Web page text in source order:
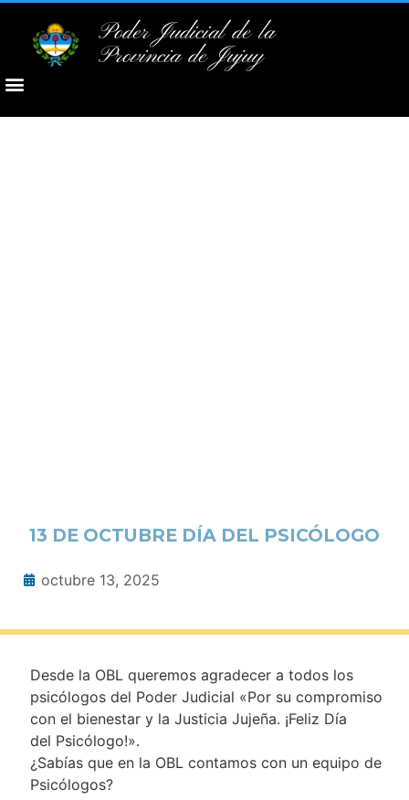
Poder Judicial de la
Provincia de Jujuy
13 DE OCTUBRE DÍA DEL PSICÓLOGO
octubre 13, 2025
Desde la OBL queremos agradecer a todos los
psicólogos del Poder Judicial «Por su compromiso
con el bienestar y la Justicia Jujeña. ¡Feliz Día
del Psicólogo!».
¿Sabías que en la OBL contamos con un equipo de
Psicólogos?